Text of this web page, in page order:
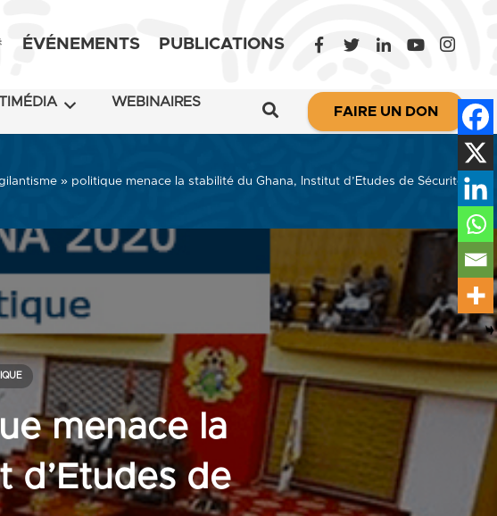
ÉVÉNEMENTS PUBLICATIONS
WEBINAIRES
FAIRE UN DON
» politique menace la stabilité du Ghana, Institut d’Etudes de Sécurité
menace la
d’Etudes de